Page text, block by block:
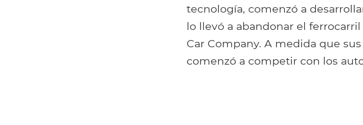
tecnología, comenzó a
lo llevó a abandonar el
Car Company. A medida que
comenzó a competir con los